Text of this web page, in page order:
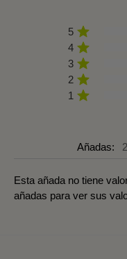
5
4
3
2
1
Añadas:
Esta añada no tiene
añadas para ver sus